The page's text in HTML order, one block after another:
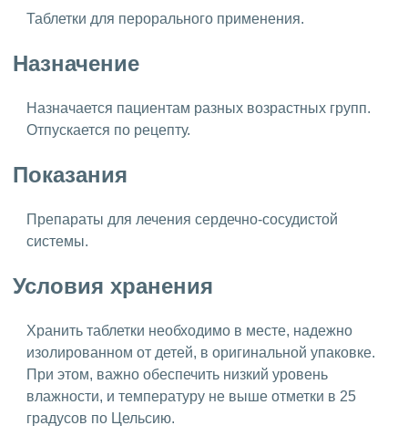
Таблетки для перорального применения.
Назначение
Назначается пациентам разных возрастных групп.
Отпускается по рецепту.
Показания
Препараты для лечения сердечно-сосудистой
системы.
Условия хранения
Хранить таблетки необходимо в месте, надежно
изолированном от детей, в оригинальной упаковке.
При этом, важно обеспечить низкий уровень
влажности, и температуру не выше отметки в 25
градусов по Цельсию.